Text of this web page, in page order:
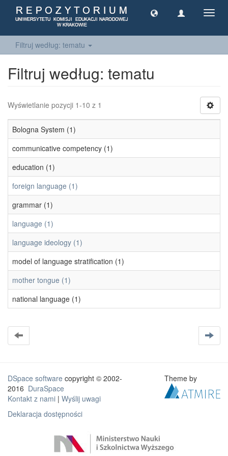
Filtruj według: tematu
Filtruj według: tematu
Wyświetlanie pozycji 1-10 z 1
Bologna System (1)
communicative competency (1)
education (1)
foreign language (1)
grammar (1)
language (1)
language ideology (1)
model of language stratification (1)
mother tongue (1)
national language (1)
DSpace software copyright © 2002-
2016 DuraSpace
Kontakt z nami | Wyślij uwagi
Deklaracja dostępności
Theme by